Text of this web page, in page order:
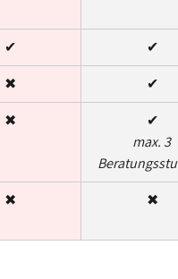
✔
✔
✖
✔
✖
✔
max. 3
✖ ✖